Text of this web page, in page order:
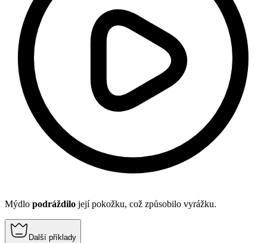
Mýdlo podráždilo její pokožku, což způsobilo vyrážku.
Další příklady